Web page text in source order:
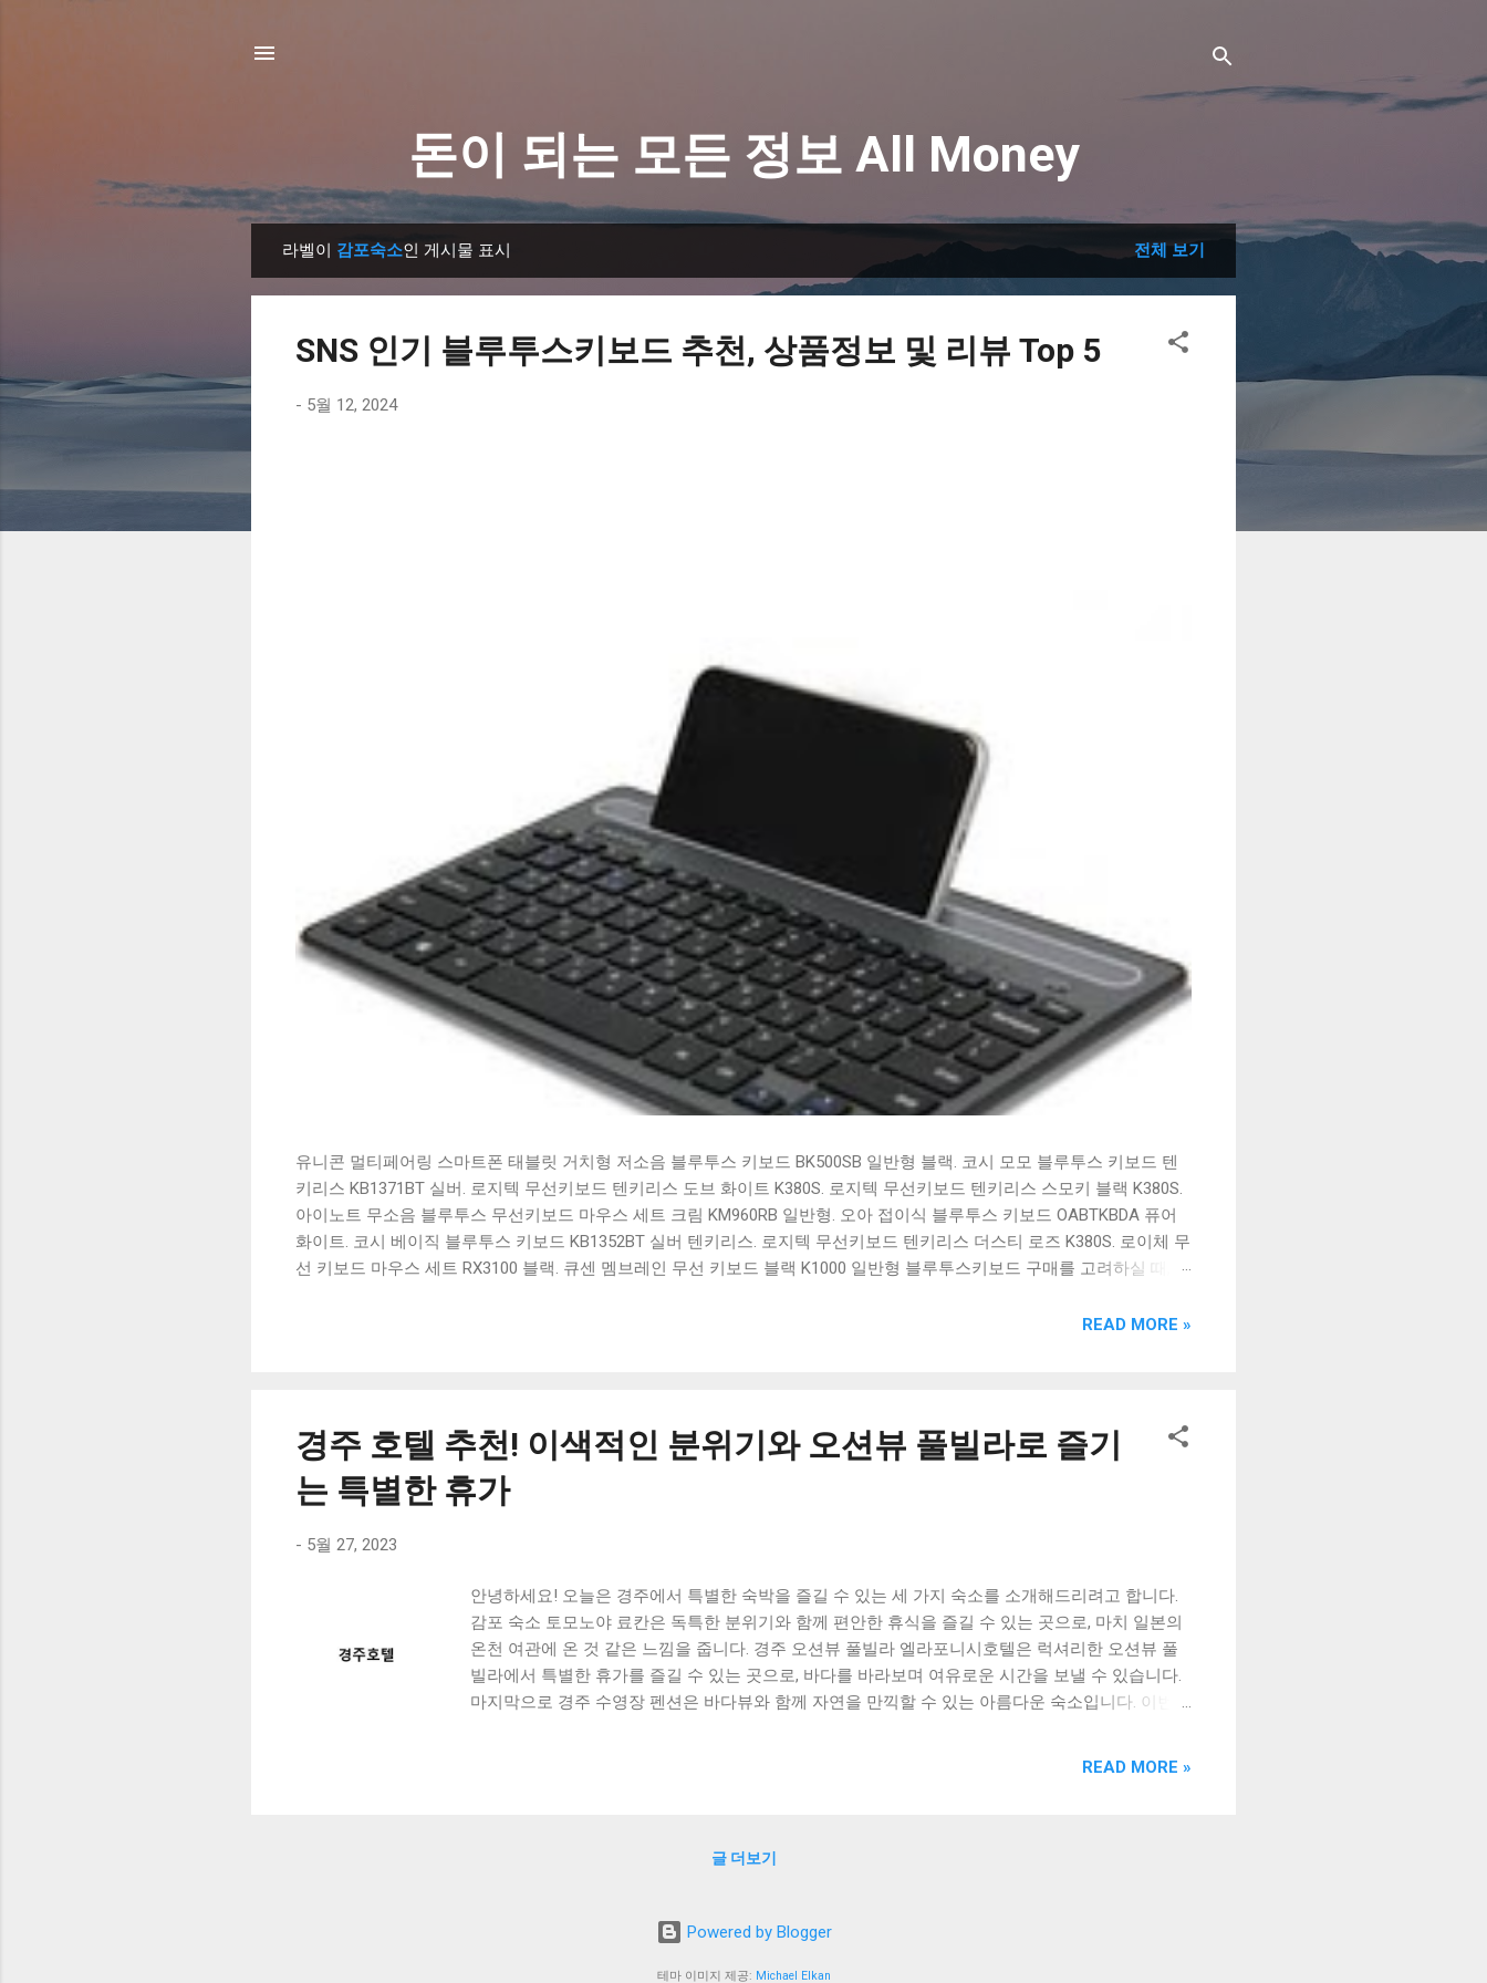
돈이 되는 모든 정보 All Money
라벨이 감포숙소인 게시물 표시 전체 보기
SNS 인기 블루투스키보드 추천, 상품정보 및 리뷰 Top 5
- 5월 12, 2024
유니콘 멀티페어링 스마트폰 태블릿 거치형 저소음 블루투스 키보드 BK500SB 일반형 블랙. 코시 모모 블루투스 키보드 텐
키리스 KB1371BT 실버. 로지텍 무선키보드 텐키리스 도브 화이트 K380S. 로지텍 무선키보드 텐키리스 스모키 블랙 K380S.
아이노트 무소음 블루투스 무선키보드 마우스 세트 크림 KM960RB 일반형. 오아 접이식 블루투스 키보드 OABTKBDA 퓨어
화이트. 코시 베이직 블루투스 키보드 KB1352BT 실버 텐키리스. 로지텍 무선키보드 텐키리스 더스티 로즈 K380S. 로이체 무
선 키보드 마우스 세트 RX3100 블랙. 큐센 멤브레인 무선 키보드 블랙 K1000 일반형 블루투스키보드 구매를 고려하실 때, 추
상품 하나를 사더라도 종류도 많고, 가격도 다양해서 결정이 많이 어려우시죠? 특히 블루투스키보드 같은 상품을 고를 때는
READ MORE »
경주 호텔 추천! 이색적인 분위기와 오션뷰 풀빌라로 즐기
는 특별한 휴가
- 5월 27, 2023
안녕하세요! 오늘은 경주에서 특별한 숙박을 즐길 수 있는 세 가지 숙소를 소개해드리려고 합니다.
감포 숙소 토모노야 료칸은 독특한 분위기와 함께 편안한 휴식을 즐길 수 있는 곳으로, 마치 일본의
온천 여관에 온 것 같은 느낌을 줍니다. 경주 오션뷰 풀빌라 엘라포니시호텔은 럭셔리한 오션뷰 풀
빌라에서 특별한 휴가를 즐길 수 있는 곳으로, 바다를 바라보며 여유로운 시간을 보낼 수 있습니다.
마지막으로 경주 수영장 펜션은 바다뷰와 함께 자연을 만끽할 수 있는 아름다운 숙소입니다. 이번에
니다. 감포는 일본의 대표적인 온천 지역 중 하나로, 토모노야 료칸은 감포의 자연환경과 전통문화
지 다양한 인원이 머물기에 적합합니다. 또한, 각 방마다 개별 욕실을 갖추고 있어, 개인적인 공간에
서 편안한 휴식을 취할 수 있습니다. 토모노야 료칸은 일본 전통 요리인 가마솥 요리를 즐길 수 있는
READ MORE »
글 더보기
Powered by Blogger
테마 이미지 제공: Michael Elkan